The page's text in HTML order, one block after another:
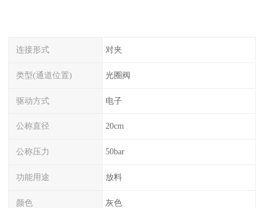
连接形式 对夹
类型(通道位置) 光圈阀
驱动方式 电子
公称直径 20cm
公称压力 50bar
功能用途 放料
颜色 灰色